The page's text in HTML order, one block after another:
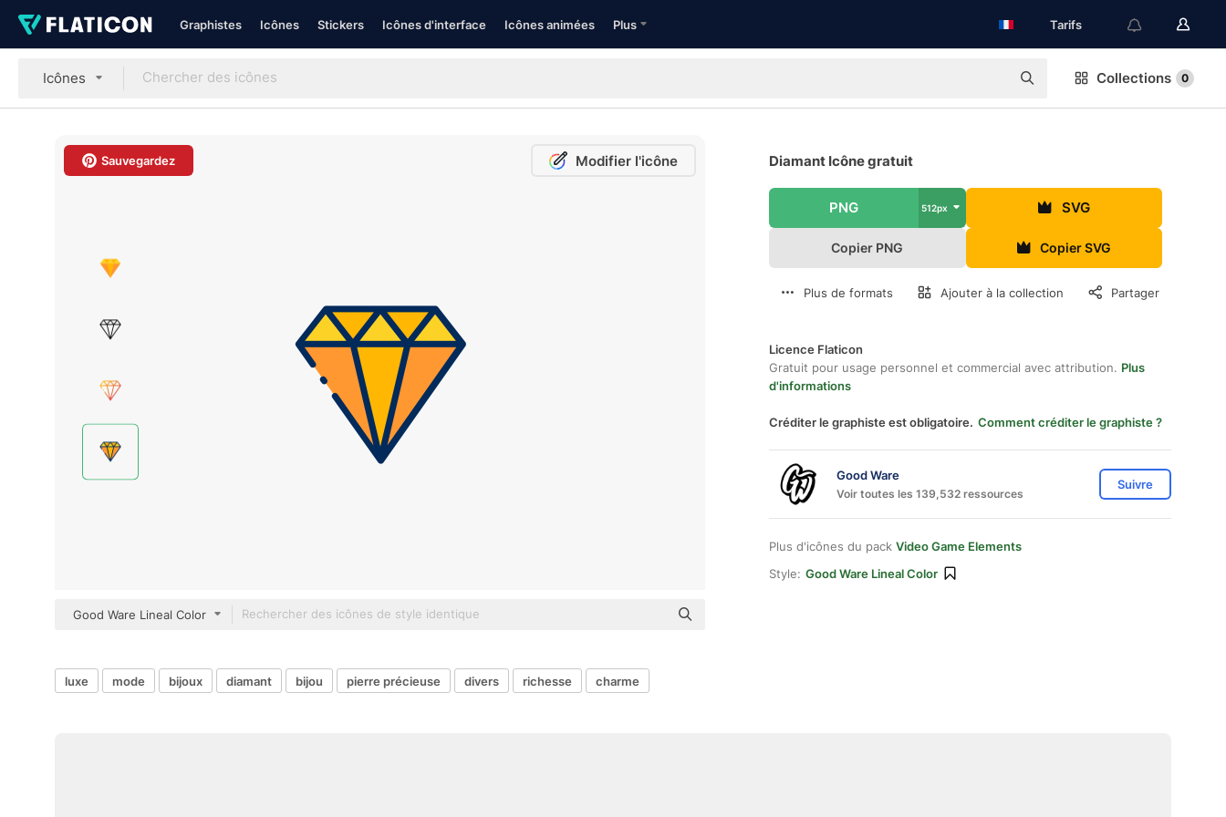
Graphistes Icônes Stickers Icônes d'interface Icônes animées Plus Tarifs
Icônes Collections 0
Sauvegardez Modifier l'icône
Good Ware Lineal Color
Diamant Icône gratuit
PNG 512px SVG
Copier PNG Copier SVG
Plus de formats Ajouter à la collection Partager
Licence Flaticon
Gratuit pour usage personnel et commercial avec attribution. Plus
d'informations
Créditer le graphiste est obligatoire. Comment créditer le graphiste ?
Good Ware
Voir toutes les 139,532 ressources
Suivre
Plus d'icônes du pack Video Game Elements
Style: Good Ware Lineal Color
luxe mode bijoux diamant bijou pierre précieuse divers richesse charme